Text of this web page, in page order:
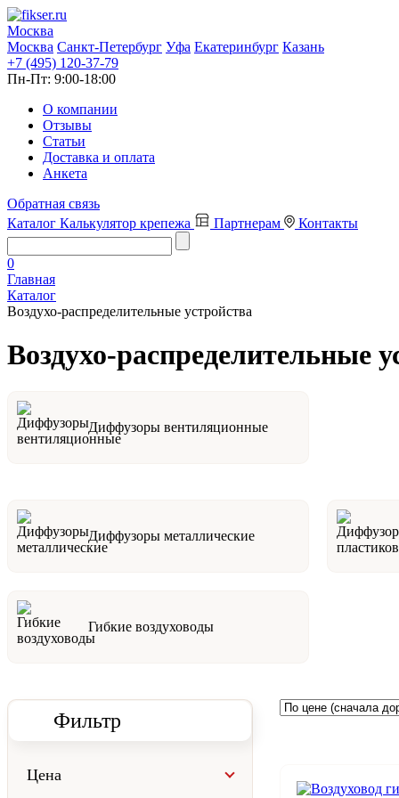
Москва
Москва Санкт-Петербург Уфа Екатеринбург Казань
+7 (495) 120-37-79
Пн-Пт: 9:00-18:00
О компании
Отзывы
Статьи
Доставка и оплата
Анкета
Обратная связь
Каталог Калькулятор крепежа Партнерам Контакты
0
Главная
Каталог
Воздухо-распределительные устройства
Воздухо-распределительные
Диффузоры вентиляционные
Диффузоры металлические
Гибкие воздуховоды
Фильтр
Цена